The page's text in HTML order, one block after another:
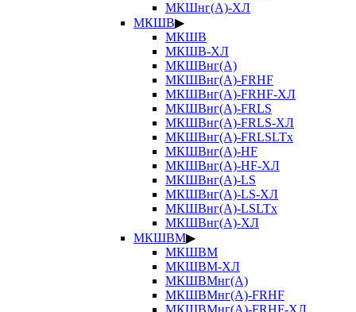
МКШнг(А)-ХЛ
МКШВ▶
МКШВ
МКШВ-ХЛ
МКШВнг(А)
МКШВнг(А)-FRHF
МКШВнг(А)-FRHF-ХЛ
МКШВнг(А)-FRLS
МКШВнг(А)-FRLS-ХЛ
МКШВнг(А)-FRLSLTx
МКШВнг(А)-HF
МКШВнг(А)-HF-ХЛ
МКШВнг(А)-LS
МКШВнг(А)-LS-ХЛ
МКШВнг(А)-LSLTx
МКШВнг(А)-ХЛ
МКШВМ▶
МКШВМ
МКШВМ-ХЛ
МКШВМнг(А)
МКШВМнг(А)-FRHF
МКШВМнг(А)-FRHF-ХЛ